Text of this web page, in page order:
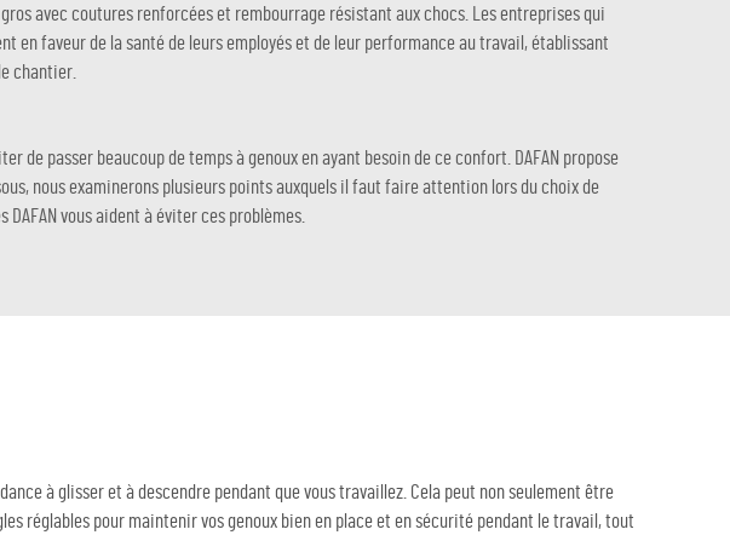
avec coutures renforcées et rembourrage résistant aux chocs. Les entreprises qui
en faveur de la santé de leurs employés et de leur performance au travail, établissant
chantier.
passer beaucoup de temps à genoux en ayant besoin de ce confort. DAFAN propose
nous examinerons plusieurs points auxquels il faut faire attention lors du choix de
vous aident à éviter ces problèmes.
à glisser et à descendre pendant que vous travaillez. Cela peut non seulement être
réglables pour maintenir vos genoux bien en place et en sécurité pendant le travail, tout